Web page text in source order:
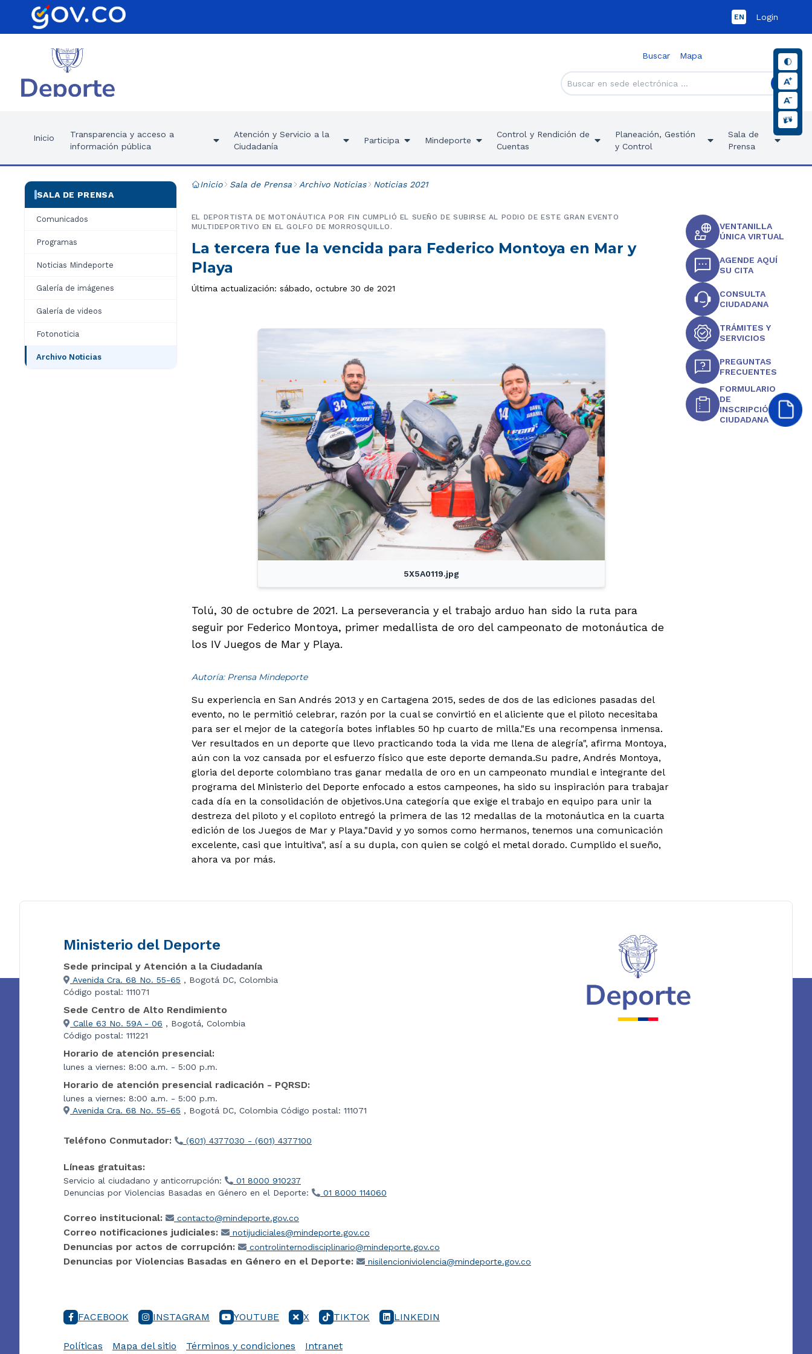
EN Login
Buscar Mapa
Inicio
Transparencia y acceso a
información pública
Atención y Servicio a la
Ciudadanía
Participa Mindeporte
Control y Rendición de
Cuentas
Planeación, Gestión
y Control
Sala de
Prensa
SALA DE PRENSA
Comunicados
Programas
Noticias Mindeporte
Galería de imágenes
Galería de videos
Fotonoticia
Archivo Noticias
Inicio Sala de Prensa Archivo Noticias Noticias 2021
La tercera fue la vencida para Federico Montoya en Mar y
Playa
EL DEPORTISTA DE MOTONÁUTICA POR FIN CUMPLIÓ EL SUEÑO DE SUBIRSE AL PODIO DE ESTE GRAN EVENTO
MULTIDEPORTIVO EN EL GOLFO DE MORROSQUILLO.
Última actualización: sábado, octubre 30 de 2021
5X5A0119.jpg
Tolú, 30 de octubre de 2021. La perseverancia y el trabajo arduo han sido la ruta para
seguir por Federico Montoya, primer medallista de oro del campeonato de motonáutica de
los IV Juegos de Mar y Playa.
Autoría: Prensa Mindeporte
Su experiencia en San Andrés 2013 y en Cartagena 2015, sedes de dos de las ediciones pasadas del
evento, no le permitió celebrar, razón por la cual se convirtió en el aliciente que el piloto necesitaba
para ser el mejor de la categoría botes inflables 50 hp cuarto de milla."Es una recompensa inmensa.
Ver resultados en un deporte que llevo practicando toda la vida me llena de alegría", afirma Montoya,
aún con la voz cansada por el esfuerzo físico que este deporte demanda.Su padre, Andrés Montoya,
gloria del deporte colombiano tras ganar medalla de oro en un campeonato mundial e integrante del
programa del Ministerio del Deporte enfocado a estos campeones, ha sido su inspiración para trabajar
cada día en la consolidación de objetivos.Una categoría que exige el trabajo en equipo para unir la
destreza del piloto y el copiloto entregó la primera de las 12 medallas de la motonáutica en la cuarta
edición de los Juegos de Mar y Playa."David y yo somos como hermanos, tenemos una comunicación
excelente, casi que intuitiva", así a su dupla, con quien se colgó el metal dorado. Cumplido el sueño,
ahora va por más.
VENTANILLA
ÚNICA VIRTUAL
AGENDE AQUÍ
SU CITA
CONSULTA
CIUDADANA
TRÁMITES Y
SERVICIOS
PREGUNTAS
FRECUENTES
FORMULARIO
DE
INSCRIPCIÓN
CIUDADANA
Ministerio del Deporte
Sede principal y Atención a la Ciudadanía
Avenida Cra. 68 No. 55-65 , Bogotá DC, Colombia
Código postal: 111071
Sede Centro de Alto Rendimiento
Calle 63 No. 59A - 06 , Bogotá, Colombia
Código postal: 111221
Horario de atención presencial:
lunes a viernes: 8:00 a.m. - 5:00 p.m.
Horario de atención presencial radicación - PQRSD:
lunes a viernes: 8:00 a.m. - 5:00 p.m.
Avenida Cra. 68 No. 55-65 , Bogotá DC, Colombia Código postal: 111071
Teléfono Conmutador: (601) 4377030 - (601) 4377100
Líneas gratuitas:
Servicio al ciudadano y anticorrupción:
01 8000 910237
Denuncias por Violencias Basadas en Género en el Deporte:
01 8000 114060
Correo institucional: contacto@mindeporte.gov.co
Correo notificaciones judiciales: notijudiciales@mindeporte.gov.co
Denuncias por actos de corrupción: controlinternodisciplinario@mindeporte.gov.co
Denuncias por Violencias Basadas en Género en el Deporte: nisilencioniviolencia@mindeporte.gov.co
FACEBOOK INSTAGRAM YOUTUBE X TIKTOK LINKEDIN
Políticas Mapa del sitio Términos y condiciones Intranet